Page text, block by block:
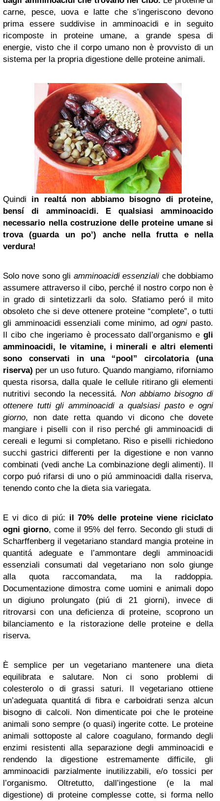
carne, pesce, uova e latte che s’ingeriscono devono
prima essere suddivise in amminoacidi e in seguito
ricomposte in proteine umane, a grande spesa di
energie, visto che il corpo umano non è provvisto di un
sistema per la propria digestione delle proteine animali.
Quindi in realtá non abbiamo bisogno di proteine,
bensí di amminoacidi. E qualsiasi amminoacido
necessario nella costruzione delle proteine umane si
trova (guarda un po’) anche nella frutta e nella
verdura!
Solo nove sono gli amminoacidi essenziali che dobbiamo
assumere attraverso il cibo, perché il nostro corpo non è
in grado di sintetizzarli da solo. Sfatiamo peró il mito
obsoleto che si deve ottenere proteine “complete”, o tutti
gli amminoacidi essenziali come minimo, adogni pasto.
Il cibo che ingeriamo è processato dall’organismo e gli
amminoacidi, le vitamine, i minerali e altri elementi
sono conservati in una “pool” circolatoria (una
riserva) per un uso futuro. Quando mangiamo, riforniamo
questa risorsa, dalla quale le cellule ritirano gli elementi
nutritivi secondo la necessitá. Non abbiamo bisogno di
ottenere tutti gli amminoacidi a qualsiasi pasto e ogni
giorno, non date retta quando vi dicono che dovete
mangiare i piselli con il riso perché gli amminoacidi di
cereali e legumi si completano. Riso e piselli richiedono
succhi gastrici differenti per la digestione e non vanno
combinati (vedi anche La combinazione degli alimenti). Il
corpo puó rifarsi di uno o piú amminoacidi dalla riserva,
tenendo conto che la dieta sia variegata.
E vi dico di piú: il 70% delle proteine viene riciclato
ogni giorno, come il 95% del ferro. Secondo gli studi di
Scharffenberg il vegetariano standard mangia proteine in
quantitá adeguate e l’ammontare degli amminoacidi
essenziali consumati dal vegetariano non solo giunge
alla quota raccomandata, ma la raddoppia.
Documentazione dimostra come uomini e animali dopo
un digiuno prolungato (piú di 21 giorni), invece di
ritrovarsi con una deficienza di proteine, scoprono un
bilanciamento e la ristorazione delle proteine e della
riserva.
È semplice per un vegetariano mantenere una dieta
equilibrata e salutare. Non ci sono problemi di
colesterolo o di grassi saturi. Il vegetariano ottiene
un’adeguata quantitá di fibra e carboidrati senza alcun
bisogno di calcoli. Non dimenticate poi che le proteine
animali sono sempre (o quasi) ingerite cotte. Le proteine
animali sottoposte al calore coagulano, formando degli
enzimi resistenti alla separazione degli amminoacidi e
rendendo la digestione estremamente difficile, gli
amminoacidi parzialmente inutilizzabili, e/o tossici per
l’organismo. Oltretutto, dall’ingestione (e la mal
digestione) di proteine complesse cotte, si forma nello